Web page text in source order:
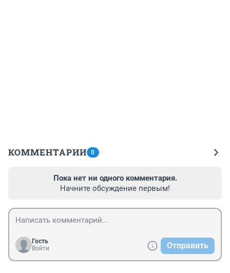
КОММЕНТАРИИ 0
Пока нет ни одного комментария.
Начните обсуждение первым!
Гость
Войти
Отправить